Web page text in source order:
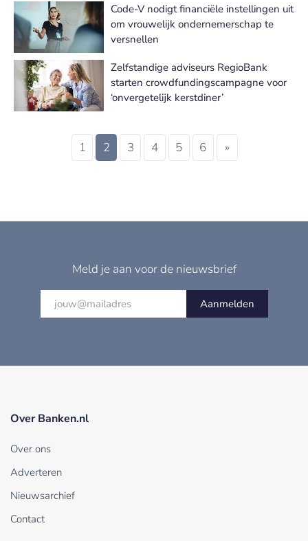
Code-V nodigt financiële instellingen uit
om vrouwelijk ondernemerschap te
versnellen
Zelfstandige adviseurs RegioBank
starten crowdfundingscampagne voor
‘onvergetelijk kerstdiner’
1 2 3 4 5 6 »
Meld je aan voor de nieuwsbrief
Aanmelden
Over Banken.nl
Over ons
Adverteren
Nieuwsarchief
Contact